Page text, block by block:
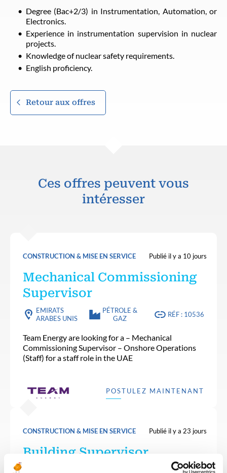
Degree (Bac+2/3) in Instrumentation, Automation, or
Electronics.
Experience in instrumentation supervision in nuclear
projects.
Knowledge of nuclear safety requirements.
English proficiency.
Retour aux offres
Ces offres peuvent vous
intéresser
CONSTRUCTION & MISE EN SERVICE Publié il y a 10 jours
Mechanical Commissioning
Supervisor
EMIRATS
ARABES UNIS
PÉTROLE &
GAZ
RÉF : 10536
Team Energy are looking for a – Mechanical
Commissioning Supervisor – Onshore Operations
(Staff) for a staff role in the UAE
POSTULEZ MAINTENANT
CONSTRUCTION & MISE EN SERVICE Publié il y a 23 jours
Building Supervisor